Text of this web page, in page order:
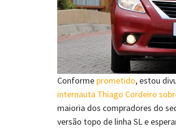
Conforme prometido, estou
internauta Thiago Cordeiro
maioria dos compradores do
versão topo de linha SL e